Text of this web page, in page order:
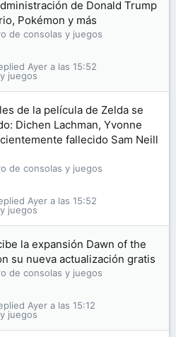
de Donald Trump
Pokémon y más
de consolas y juegos
juegos
Ayer a las 15:52
de la película de Zelda se
Dichen Lachman, Yvonne
fallecido Sam Neill
de consolas y juegos
juegos
Ayer a las 15:52
la expansión Dawn of the
su nueva actualización gratis
de consolas y juegos
juegos
Ayer a las 15:12